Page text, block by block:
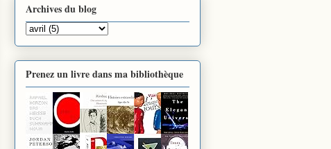
Archives du blog
Prenez un livre dans ma bibliothèque